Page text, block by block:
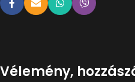
Vélemény,